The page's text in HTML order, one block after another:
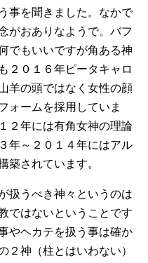
事を聞きました。なかで
がおありなようで。バフ
でもいいですが角ある神
２０１６年ピータキャロ
羊の頭ではなく女性の顔
ォームを採用していま
２年には有角女神の理論
年～２０１４年にはアル
築されています。
扱うべき神々というのは
ではないということです
やヘカテを扱う事は確か
２神（柱とはいわない）